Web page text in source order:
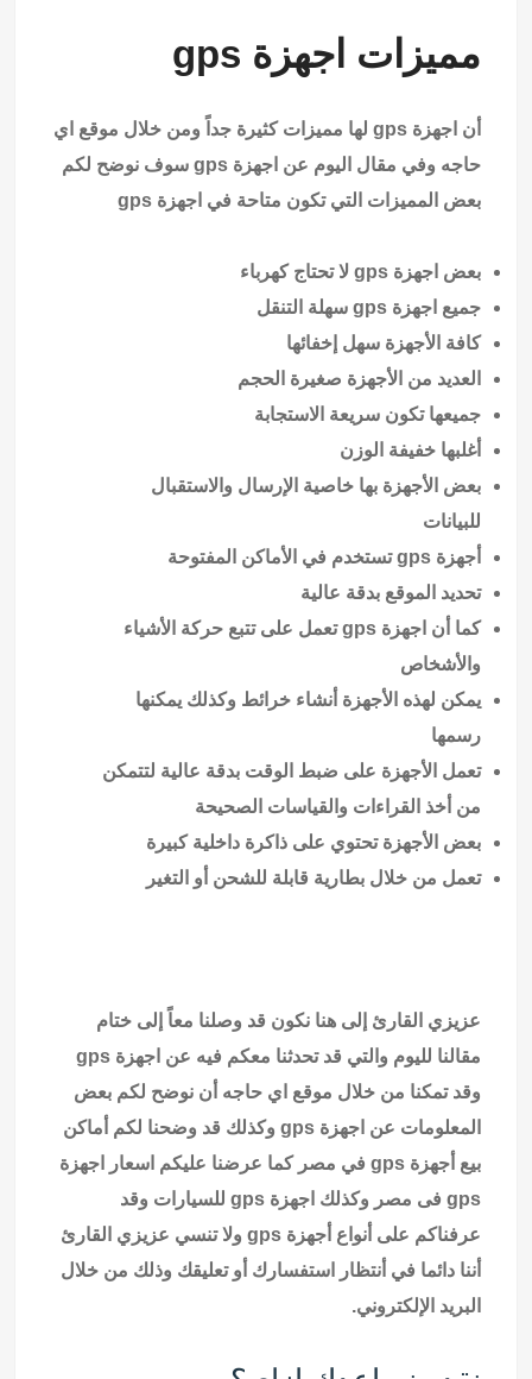
مميزات اجهزة gps
أن اجهزة gps لها مميزات كثيرة جداً ومن خلال موقع اي
حاجه وفي مقال اليوم عن اجهزة gps سوف نوضح لكم
بعض المميزات التي تكون متاحة في اجهزة gps
بعض اجهزة gps لا تحتاج كهرباء
جميع اجهزة gps سهلة التنقل
كافة الأجهزة سهل إخفائها
العديد من الأجهزة صغيرة الحجم
جميعها تكون سريعة الاستجابة
أغلبها خفيفة الوزن
بعض الأجهزة بها خاصية الإرسال والاستقبال
للبيانات
أجهزة gps تستخدم في الأماكن المفتوحة
تحديد الموقع بدقة عالية
كما أن اجهزة gps تعمل على تتبع حركة الأشياء
والأشخاص
يمكن لهذه الأجهزة أنشاء خرائط وكذلك يمكنها
رسمها
تعمل الأجهزة على ضبط الوقت بدقة عالية لتتمكن
من أخذ القراءات والقياسات الصحيحة
بعض الأجهزة تحتوي على ذاكرة داخلية كبيرة
تعمل من خلال بطارية قابلة للشحن أو التغير
عزيزي القارئ إلى هنا نكون قد وصلنا معاً إلى ختام
مقالنا لليوم والتي قد تحدثنا معكم فيه عن اجهزة gps
وقد تمكنا من خلال موقع اي حاجه أن نوضح لكم بعض
المعلومات عن اجهزة gps وكذلك قد وضحنا لكم أماكن
بيع أجهزة gps في مصر كما عرضنا عليكم اسعار اجهزة
gps فى مصر وكذلك اجهزة gps للسيارات وقد
عرفناكم على أنواع أجهزة gps ولا تنسي عزيزي القارئ
أننا دائما في أنتظار استفسارك أو تعليقك وذلك من خلال
البريد الإلكتروني.